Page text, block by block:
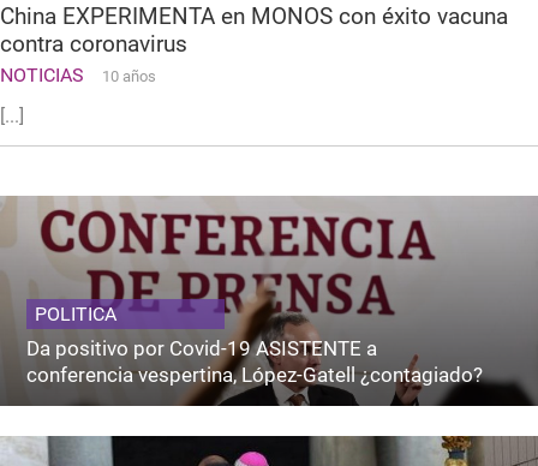
China EXPERIMENTA en MONOS con éxito vacuna
contra coronavirus
NOTICIAS 10 años
[...]
POLITICA
Da positivo por Covid-19 ASISTENTE a
conferencia vespertina, López-Gatell ¿contagiado?